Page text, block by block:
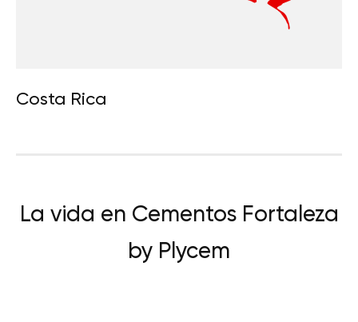
Costa Rica
La vida en Cementos Fortaleza
by Plycem